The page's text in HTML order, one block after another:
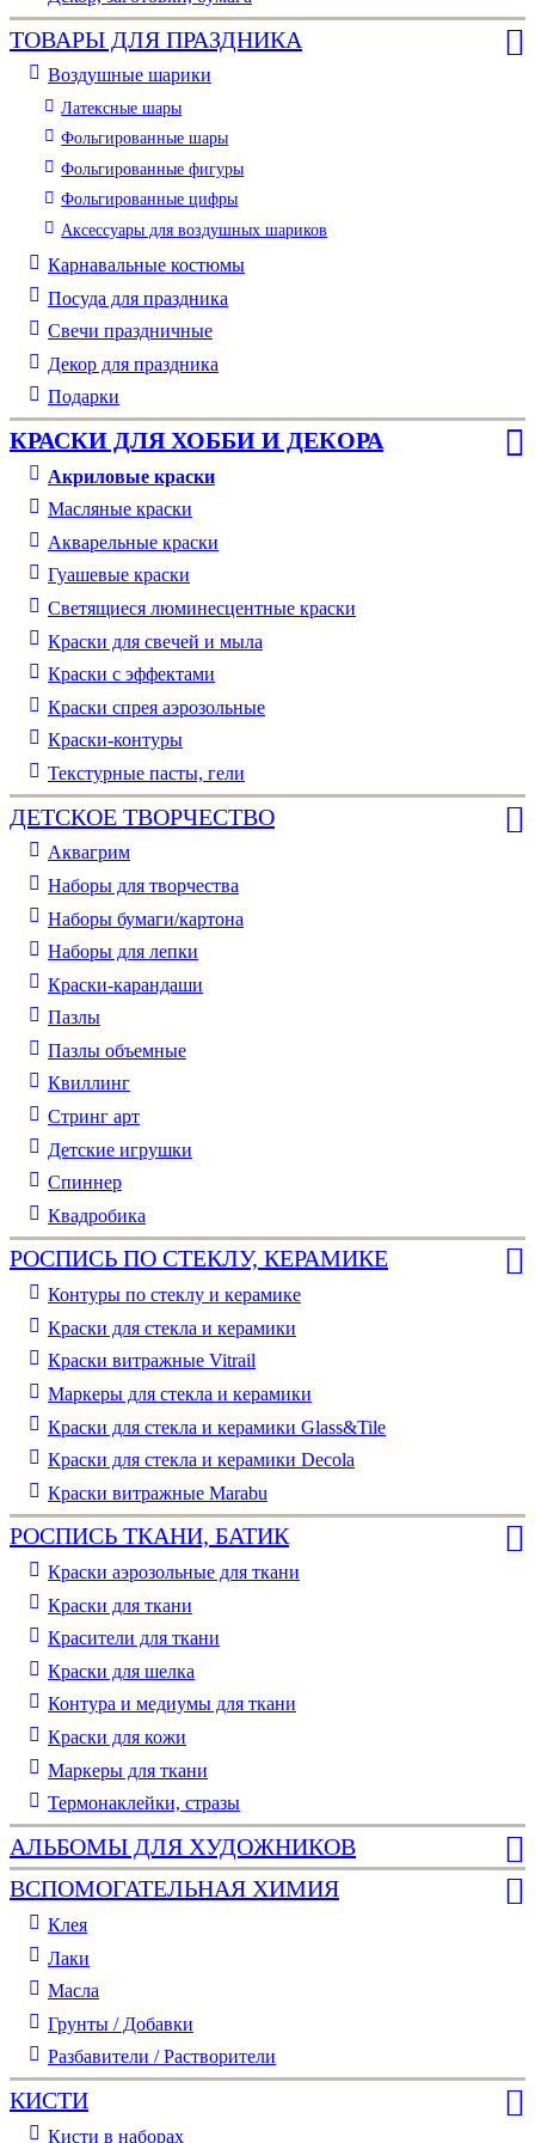
ТОВАРЫ ДЛЯ ПРАЗДНИКА
Воздушные шарики
Латексные шары
Фольгированные шары
Фольгированные фигуры
Фольгированные цифры
Аксессуары для воздушных шариков
Карнавальные костюмы
Посуда для праздника
Свечи праздничные
Декор для праздника
Подарки
КРАСКИ ДЛЯ ХОББИ И ДЕКОРА
Акриловые краски
Масляные краски
Акварельные краски
Гуашевые краски
Светящиеся люминесцентные краски
Краски для свечей и мыла
Краски с эффектами
Краски спрея аэрозольные
Краски-контуры
Текстурные пасты, гели
ДЕТСКОЕ ТВОРЧЕСТВО
Аквагрим
Наборы для творчества
Наборы бумаги/картона
Наборы для лепки
Краски-карандаши
Пазлы
Пазлы объемные
Квиллинг
Стринг арт
Детские игрушки
Спиннер
Квадробика
РОСПИСЬ ПО СТЕКЛУ, КЕРАМИКЕ
Контуры по стеклу и керамике
Краски для стекла и керамики
Краски витражные Vitrail
Маркеры для стекла и керамики
Краски для стекла и керамики Glass&Tile
Краски для стекла и керамики Decola
Краски витражные Marabu
РОСПИСЬ ТКАНИ, БАТИК
Краски аэрозольные для ткани
Краски для ткани
Красители для ткани
Краски для шелка
Контура и медиумы для ткани
Краски для кожи
Маркеры для ткани
Термонаклейки, стразы
АЛЬБОМЫ ДЛЯ ХУДОЖНИКОВ
ВСПОМОГАТЕЛЬНАЯ ХИМИЯ
Клея
Лаки
Масла
Грунты / Добавки
Разбавители / Растворители
КИСТИ
Кисти в наборах